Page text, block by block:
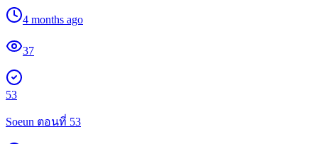
4 months ago
37
53
Soeun ตอนที่ 53